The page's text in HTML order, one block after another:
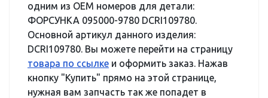
одним из OEM номеров для детали:
ФОРСУНКА 095000-9780 DCRI109780.
Основной артикул данного изделия:
DCRI109780. Вы можете перейти на страницу
товара по ссылке и оформить заказ. Нажав
кнопку "Купить" прямо на этой странице,
нужная вам запчасть так же попадет в